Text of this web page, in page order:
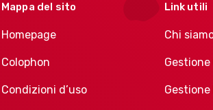
Mappa del sito
Homepage
Colophon
Condizioni d’uso
Link utili
Chi